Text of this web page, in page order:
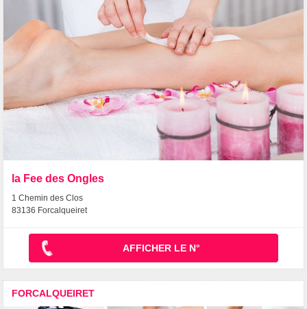
la Fee des Ongles
1 Chemin des Clos
83136 Forcalqueiret
AFFICHER LE N°
FORCALQUEIRET